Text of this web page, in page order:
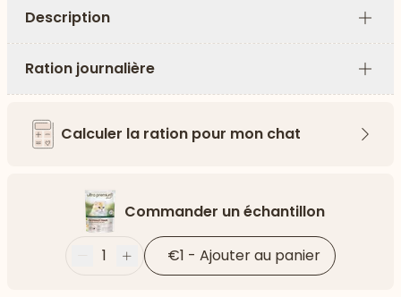
Description
Plus
Ration journalière
Plus
Calculer la ration pour mon chat
Commander un échantillon
Moins
1 Plus €1 - Ajouter au panier